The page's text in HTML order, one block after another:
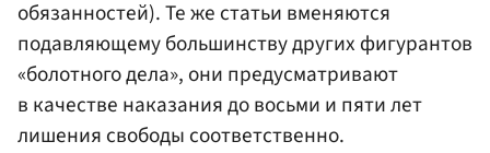
обязанностей). Те же статьи вменяются
подавляющему большинству других фигурантов
«болотного дела», они предусматривают
в качестве наказания до восьми и пяти лет
лишения свободы соответственно.